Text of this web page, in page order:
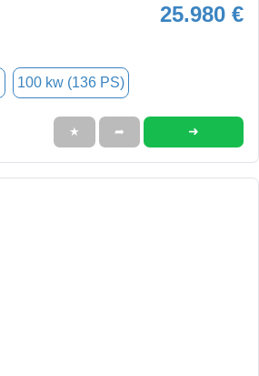
25.980 €
100 kw (136 PS)
★ ➦ ➜